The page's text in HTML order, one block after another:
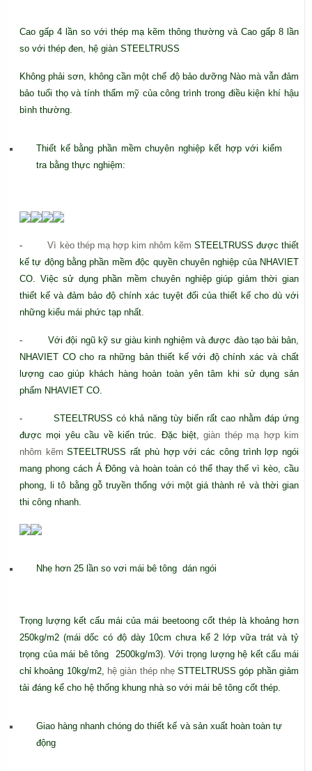
Cao gấp 4 lần so với thép mạ kẽm thông thường và Cao gấp 8 lần
so với thép đen, hệ giàn STEELTRUSS
Không phải sơn, không cần một chế độ bảo dưỡng Nào mà vẫn đảm
bảo tuổi thọ và tính thẩm mỹ của công trình trong điều kiện khí hậu
bình thường.
Thiết kế bằng phần mềm chuyên nghiệp kết hợp với kiểm
tra bằng thực nghiệm:
- Vì kèo thép mạ hợp kim nhôm kẽm STEELTRUSS được thiết
kế tự động bằng phần mềm độc quyền chuyên nghiệp của NHAVIET
CO. Việc sử dụng phần mềm chuyên nghiệp giúp giảm thời gian
thiết kế và đảm bảo độ chính xác tuyệt đối của thiết kế cho dù với
những kiểu mái phức tạp nhất.
- Với đội ngũ kỹ sư giàu kinh nghiệm và được đào tạo bài bản,
NHAVIET CO cho ra những bản thiết kế với độ chính xác và chất
lượng cao giúp khách hàng hoàn toàn yên tâm khi sử dụng sản
phẩm NHAVIET CO.
- STEELTRUSS có khả năng tùy biến rất cao nhằm đáp ứng
được mọi yêu cầu về kiến trúc. Đặc biệt,
giàn thép mạ hợp kim
nhôm kẽm STEELTRUSS rất phù hợp với các công trình lợp ngói
mang phong cách Á Đông và hoàn toàn có thể thay thế vì kèo, cầu
phong, li tô bằng gỗ truyền thống với một giá thành rẻ và thời gian
thi công nhanh.
Nhẹ hơn 25 lần so vơi mái bê tông dán ngói
Trọng lượng kết cấu mái của mái beetoong cốt thép là khoảng hơn
250kg/m2 (mái dốc có độ dày 10cm chưa kể 2 lớp vữa trát và tỷ
trọng của mái bê tông 2500kg/m3). Với trọng lượng hệ kết cấu mái
chỉ khoảng 10kg/m2,
hệ giàn thép nhẹSTTELTRUSS góp phần giảm
tải đáng kể cho hệ thống khung nhà so với mái bê tông cốt thép.
Giao hàng nhanh chóng do thiết kế và sản xuất hoàn toàn tự
động